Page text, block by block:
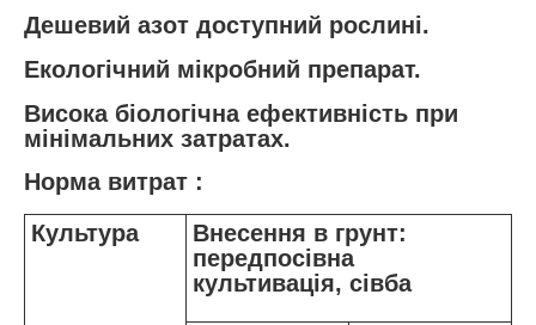
Дешевий азот доступний рослині.
Екологічний мікробний препарат.
Висока біологічна ефективність при
мінімальних затратах.
Норма витрат :
Культура
Внесення в грунт:
передпосівна
культивація, сівба